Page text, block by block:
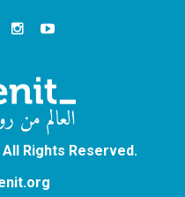
Rights Reserved.